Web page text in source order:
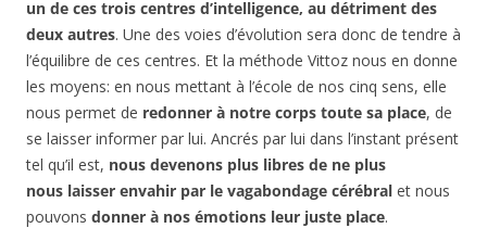
un de ces trois centres d’intelligence, au détriment des
deux autres. Une des voies d’évolution sera donc de tendre à
l’équilibre de ces centres. Et la méthode Vittoz nous en donne
les moyens: en nous mettant à l’école de nos cinq sens, elle
nous permet de redonner à notre corps toute sa place, de
se laisser informer par lui. Ancrés par lui dans l’instant présent
tel qu’il est, nous devenons plus libres de ne plus
nous laisser envahir par le vagabondage cérébral et nous
pouvons donner à nos émotions leur juste place.